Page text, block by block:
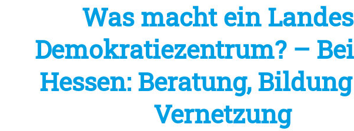
Was macht ein
Demokratiezentrum? –
Hessen: Beratung,
Vernetzung